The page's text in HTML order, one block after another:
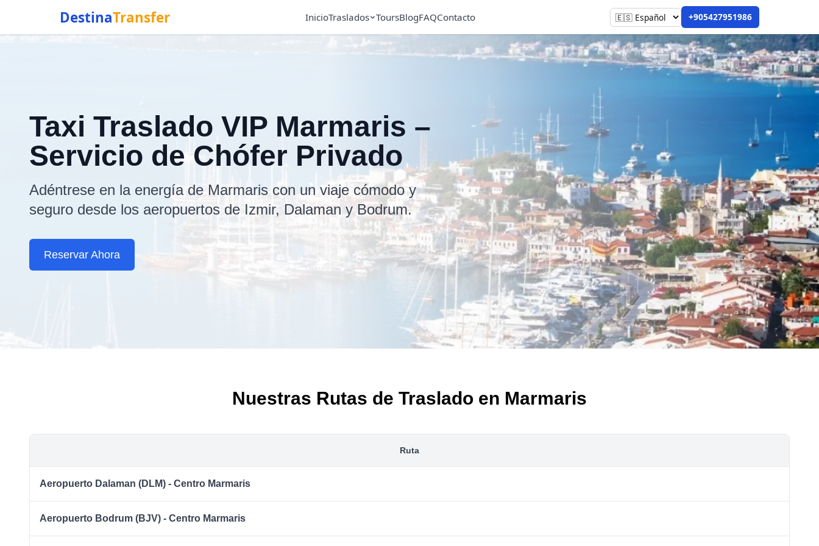
DestinaTransfer InicioTraslados ToursBlogFAQContacto +905427951986
Taxi Traslado VIP Marmaris –
Servicio de Chófer Privado
Adéntrese en la energía de Marmaris con un viaje cómodo y
seguro desde los aeropuertos de Izmir, Dalaman y Bodrum.
Reservar Ahora
Nuestras Rutas de Traslado en Marmaris
Ruta
Aeropuerto Dalaman (DLM) - Centro Marmaris
Aeropuerto Bodrum (BJV) - Centro Marmaris